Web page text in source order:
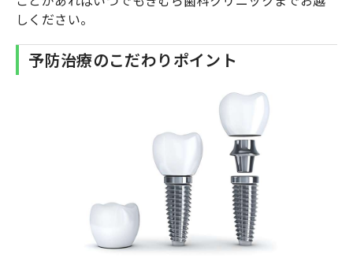
しください。
予防治療のこだわりポイント